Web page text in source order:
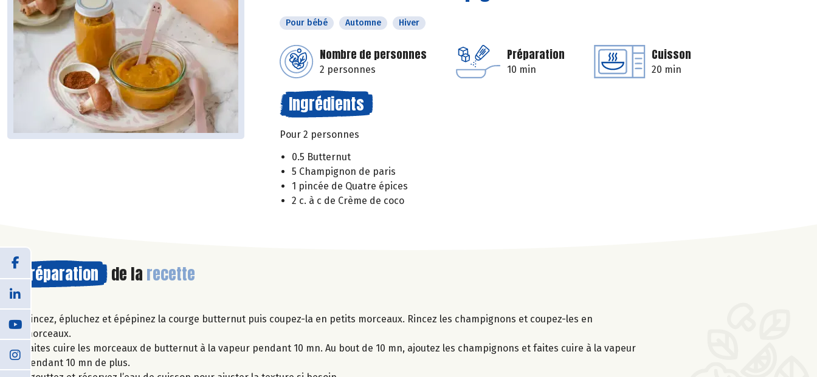
Pour bébé Automne Hiver
Nombre de personnes
2 personnes
Préparation
10 min
Cuisson
20 min
Ingrédients
Pour 2 personnes
0.5 Butternut
5 Champignon de paris
1 pincée de Quatre épices
2 c. à c de Crème de coco
Préparation de la recette
Rincez, épluchez et épépinez la courge butternut puis coupez-la en petits morceaux. Rincez les champignons et coupez-les en
morceaux.
Faites cuire les morceaux de butternut à la vapeur pendant 10 mn. Au bout de 10 mn, ajoutez les champignons et faites cuire à la vapeur
pendant 10 mn de plus.